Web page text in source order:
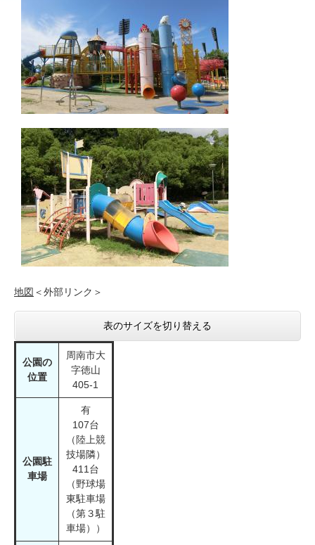
地図 ＜外部リンク＞
表のサイズを切り替える
公園の
位置
周南市大
字徳山
405-1
公園駐
車場
有
107台
（陸上競
技場隣）
411台
（野球場
東駐車場
（第３駐
車場））